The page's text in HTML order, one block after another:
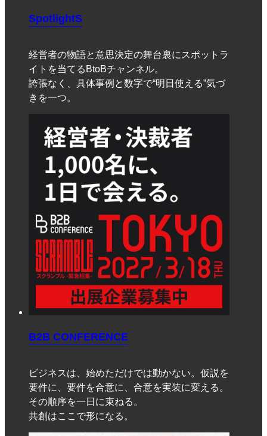
SpotlightS
経営者の物語と意思決定の舞台裏にスポットラ
イトを当てるBtoBチャンネル。
誇張なく、具体事例と数字で“明日使える”気づ
きを一つ。
B2B CONFERENCE
ビジネスは、始めただけでは動かない。仮説を
要件に、要件を合意に、合意を実装に変える。
その順序を一日に束ねる。
共創はここで形になる。